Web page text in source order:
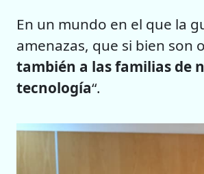
En un mundo en el que la
amenazas, que si bien
también a las familias de
tecnología“.